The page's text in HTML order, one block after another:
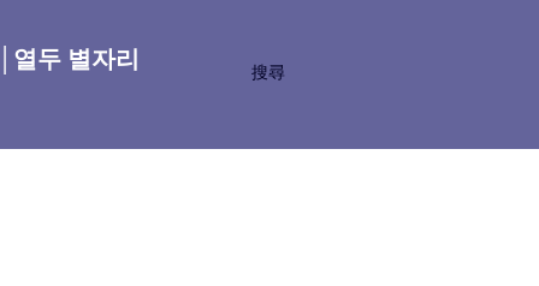
搜尋
열두 별자리